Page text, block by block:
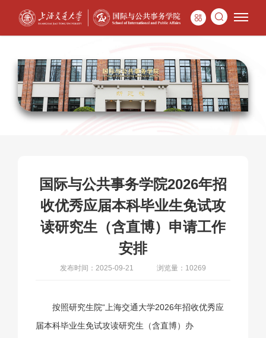
国际与公共事务学院2026年招
收优秀应届本科毕业生免试攻
读研究生（含直博）申请工作
安排
发布时间：2025-09-21 浏览量：10269
按照研究生院“上海交通大学2026年招收优秀应
届本科毕业生免试攻读研究生（含直博）办